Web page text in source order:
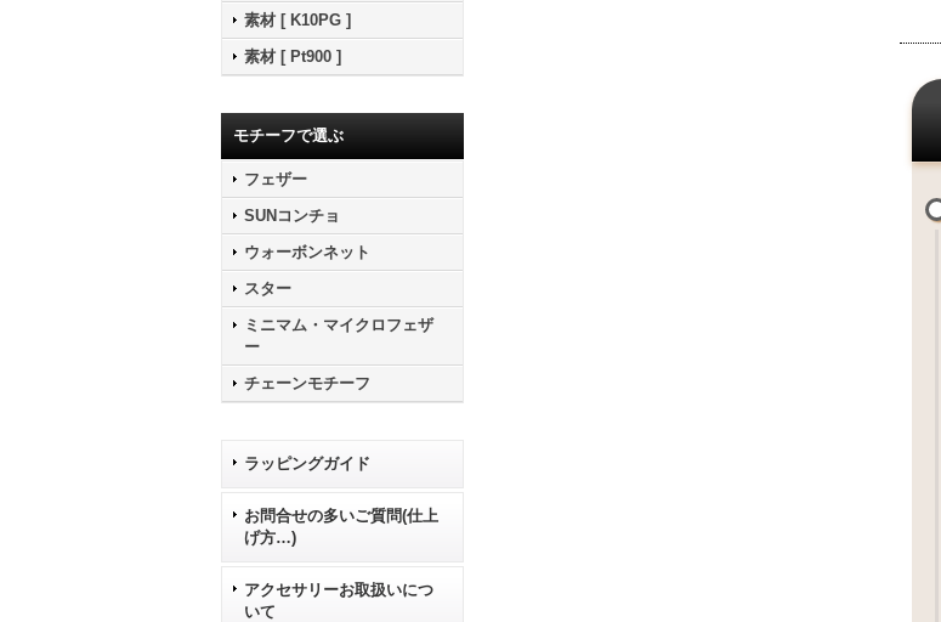
素材 [ K10PG ]
素材 [ Pt900 ]
モチーフで選ぶ
フェザー
SUNコンチョ
ウォーボンネット
スター
ミニマム・マイクロフェザ
ー
チェーンモチーフ
ラッピングガイド
お問合せの多いご質問(仕上
げ方…)
アクセサリーお取扱いにつ
いて